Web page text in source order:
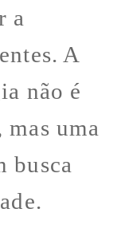
a
A
não é
mas uma
busca